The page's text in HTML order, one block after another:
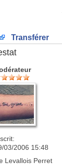
Transférer
03/2006 15:48
Levallois Perret